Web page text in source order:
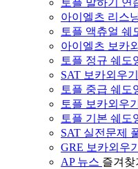
아이엘츠 리스
토플 액츄얼 쉐
아이엘츠 보카
토플 정규 쉐도
SAT 보카외우기
토플 중급 쉐도
토플 보카외우기
토플 기본 쉐도
SAT 실전문제
GRE 보카외우기
AP 뉴스 즐겨찾